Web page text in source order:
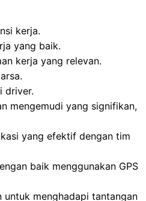
kerja.
yang baik.
kerja yang relevan.
driver.
mengemudi yang signifikan,
yang efektif dengan tim
baik menggunakan GPS
menghadapi tantangan